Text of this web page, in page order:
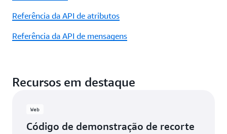
Referência da API de atributos
Referência da API de mensagens
Recursos em destaque
Web
Código de demonstração de recorte